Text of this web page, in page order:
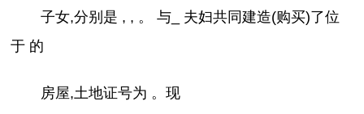
子女,分别是 , , 。 与_ 夫妇共同建造(购买)了位
于 的
房屋,土地证号为 。现